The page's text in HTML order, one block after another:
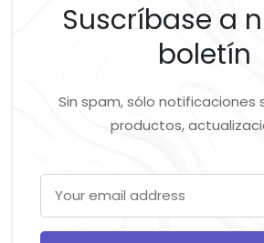
Suscríbase a
boletín
Sin spam, sólo notificaciones
productos,